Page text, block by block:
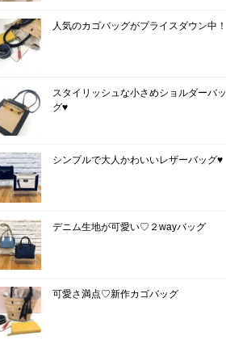
人気のカゴバッグがプライスダウン中！
スタイリッシュな小さめショルダーバッ
グ♥
シンプルで大人かわいいレザーバッグ♥
デニム生地が可愛い♡２wayバッグ
可愛さ満点♡新作カゴバッグ